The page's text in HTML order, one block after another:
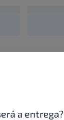
a entrega?